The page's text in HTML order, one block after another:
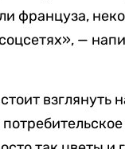
француза,
—
взглянуть